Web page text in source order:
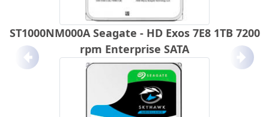
ST1000NM000A Seagate - HD Exos 7E8 1TB 7200
rpm Enterprise SATA
Anterior